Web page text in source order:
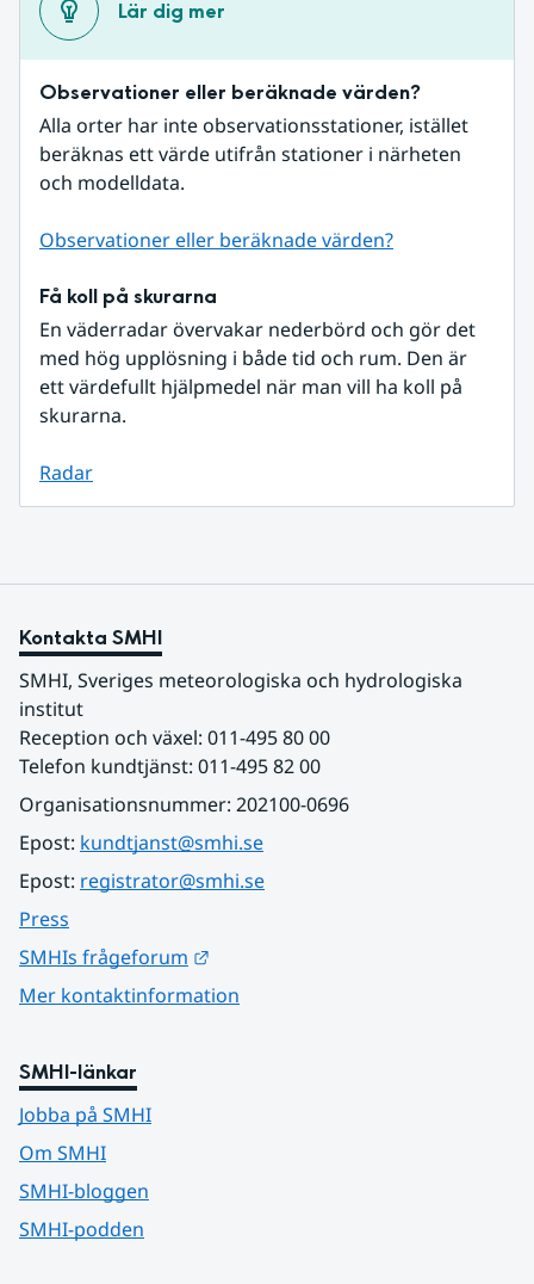
Lär dig mer
Observationer eller beräknade värden?
Alla orter har inte observationsstationer, istället
beräknas ett värde utifrån stationer i närheten
och modelldata.
Observationer eller beräknade värden?
Få koll på skurarna
En väderradar övervakar nederbörd och gör det
med hög upplösning i både tid och rum. Den är
ett värdefullt hjälpmedel när man vill ha koll på
skurarna.
Radar
Kontakta SMHI
SMHI, Sveriges meteorologiska och hydrologiska
institut
Reception och växel: 011-495 80 00
Telefon kundtjänst: 011-495 82 00
Organisationsnummer: 202100-0696
Epost: kundtjanst@smhi.se
Epost: registrator@smhi.se
Press
SMHIs frågeforum
Mer kontaktinformation
SMHI-länkar
Jobba på SMHI
Om SMHI
SMHI-bloggen
SMHI-podden